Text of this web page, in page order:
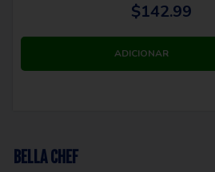
$142.99
BELLA CHEF